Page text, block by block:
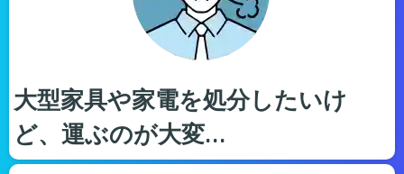
大型家具や家電を処分したいけ
ど、運ぶのが大変…